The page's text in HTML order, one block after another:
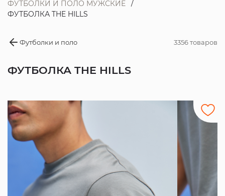
ФУТБОЛКИ И ПОЛО МУЖСКИЕ
ФУТБОЛКА THE HILLS
Футболки и поло 3356 товаров
ФУТБОЛКА THE HILLS